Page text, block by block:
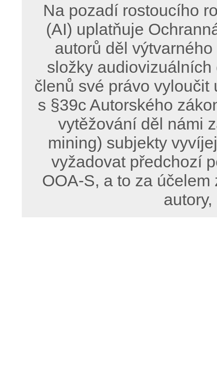
Na pozadí rostoucího
(AI) uplatňuje
autorů děl
složky
členů své právo
s §39c Autorského
vytěžování děl námi
mining) subjekty
vyžadovat předchozí
OOA-S, a to za